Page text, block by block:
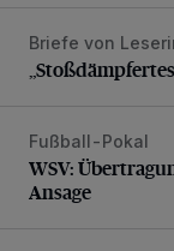
Briefe von
WSV:
Fußball-Pokal
WSV:
Ansage